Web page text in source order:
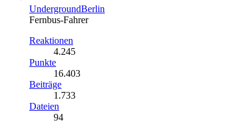
UndergroundBerlin
Fernbus-Fahrer
Reaktionen
4.245
Punkte
16.403
Beiträge
1.733
Dateien
94